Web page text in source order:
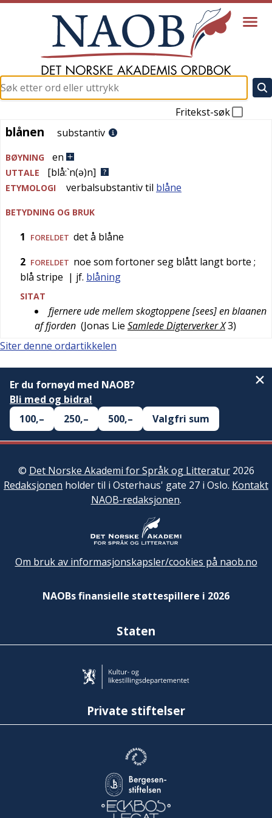
Fritekst-søk
blånen
blånen substantiv
BØYNING en
UTTALE [blå:`n(ə)n]
ETYMOLOGI verbalsubstantiv til blåne
BETYDNING OG BRUK
1 FORELDET det å blåne
2 FORELDET noe som fortoner seg blått langt borte ;
blå stripe | jf. blåning
SITAT
fjernere ude mellem skogtoppene [sees] en blaanen
af fjorden (Jonas Lie Samlede Digterverker X3)
Siter denne ordartikkelen
Er du fornøyd med NAOB?
Bli med og bidra!
100,–
250,– 500,– Valgfri sum
© Det Norske Akademi for Språk og Litteratur2026
Redaksjonen holder til i Osterhaus' gate 27 i Oslo. Kontakt
NAOB-redaksjonen.
Om bruk av informasjonskapsler/cookies på naob.no
NAOBs finansielle støttespillere i 2026
Staten
Private stiftelser